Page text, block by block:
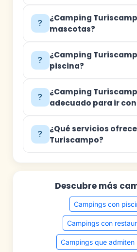
¿Camping
mascotas?
¿Camping
piscina?
¿Camping
adecuado para ir
¿Qué servicios
Turiscampo?
Descubre más
Campings con
Campings con
Campings que admiten